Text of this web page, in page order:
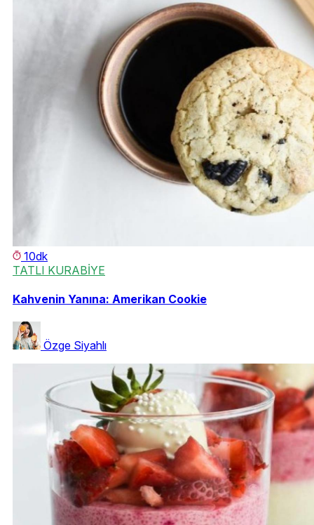
10dk
TATLI KURABİYE
Kahvenin Yanına: Amerikan Cookie
Özge Siyahlı